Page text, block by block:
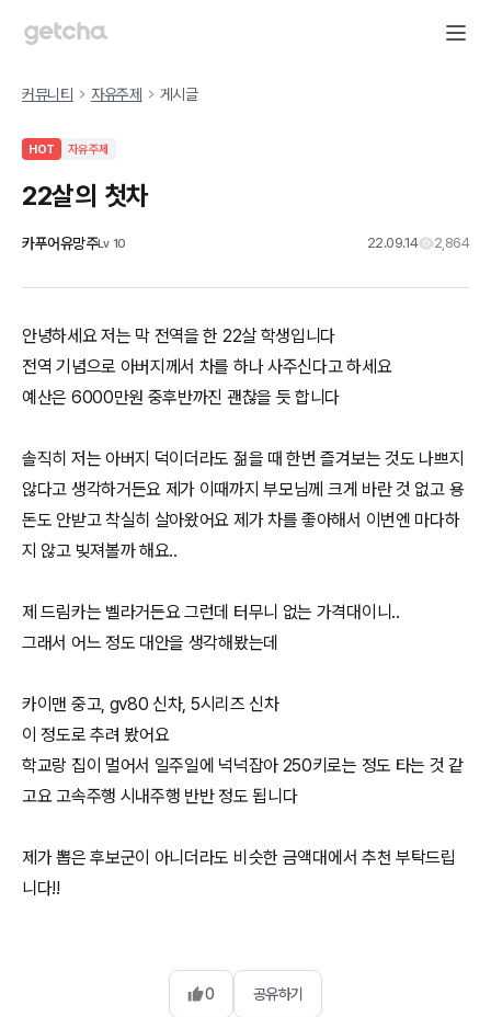
커뮤니티 자유주제 게시글
HOT 자유주제
22살의 첫차
카푸어유망주Lv 10 22.09.14 2,864
안녕하세요 저는 막 전역을 한 22살 학생입니다
전역 기념으로 아버지께서 차를 하나 사주신다고 하세요
예산은 6000만원 중후반까진 괜찮을 듯 합니다
솔직히 저는 아버지 덕이더라도 젊을 때 한번 즐겨보는 것도 나쁘지
않다고 생각하거든요 제가 이때까지 부모님께 크게 바란 것 없고 용
돈도 안받고 착실히 살아왔어요 제가 차를 좋아해서 이번엔 마다하
지 않고 빚져볼까 해요..
제 드림카는 벨라거든요 그런데 터무니 없는 가격대이니..
그래서 어느 정도 대안을 생각해봤는데
카이맨 중고, gv80 신차, 5시리즈 신차
이 정도로 추려 봤어요
학교랑 집이 멀어서 일주일에 넉넉잡아 250키로는 정도 타는 것 같
고요 고속주행 시내주행 반반 정도 됩니다
제가 뽑은 후보군이 아니더라도 비슷한 금액대에서 추천 부탁드립
니다!!
0 공유하기